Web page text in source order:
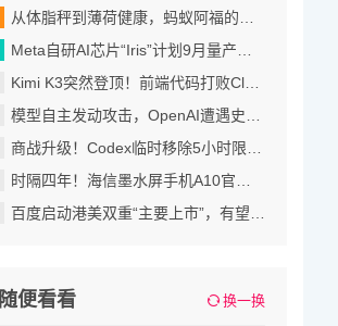
从体脂秤到薄荷健康，蚂蚁阿福的稳扎稳打
Meta自研AI芯片“Iris”计划9月量产，2027年算力拟翻倍至14吉瓦
Kimi K3突然登顶！前端代码打败Claude Fable 5，价格也涨到了美国档
模型自主发动攻击，OpenAI遭遇史上首次评测失控事故
商战升级！Codex临时移除5小时限制，Fable 5订阅内访问再延7天
时隔四年！海信墨水屏手机A10官宣 可拆卸磁吸LCD副屏 4nm芯片
百度启动港美双重“主要上市”，有望成为港股通标的打开增量空间
随便看看 换一换